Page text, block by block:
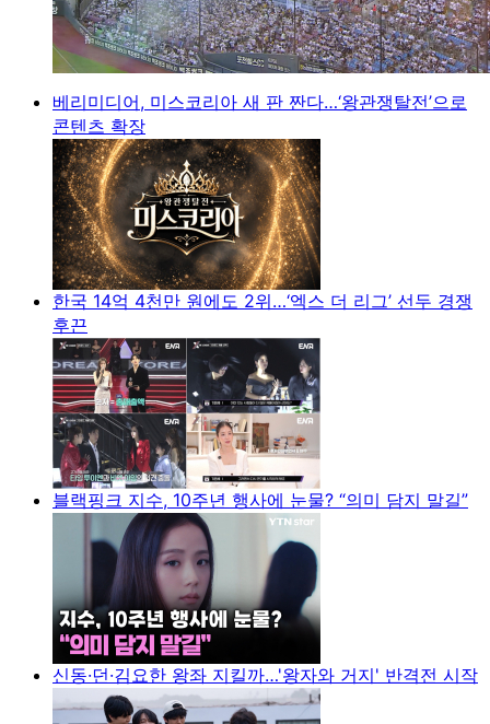
베리미디어, 미스코리아 새 판 짠다…‘왕관쟁탈전’으로
콘텐츠 확장
한국 14억 4천만 원에도 2위…‘엑스 더 리그’ 선두 경쟁
후끈
블랙핑크 지수, 10주년 행사에 눈물? “의미 담지 말길”
신동·던·김요한 왕좌 지킬까…'왕자와 거지' 반격전 시작